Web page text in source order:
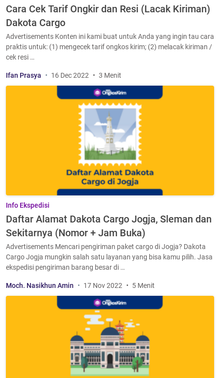
Cara Cek Tarif Ongkir dan Resi (Lacak Kiriman)
Dakota Cargo
Advertisements Konten ini kami buat untuk Anda yang ingin tau cara
praktis untuk: (1) mengecek tarif ongkos kirim; (2) melacak kiriman /
cek resi …
Ifan Prasya 16 Dec 2022 3 Menit
Info Ekspedisi
Daftar Alamat Dakota Cargo Jogja, Sleman dan
Sekitarnya (Nomor + Jam Buka)
Advertisements Mencari pengiriman paket cargo di Jogja? Dakota
Cargo Jogja mungkin salah satu layanan yang bisa kamu pilih. Jasa
ekspedisi pengiriman barang besar di …
Moch. Nasikhun Amin 17 Nov 2022 5 Menit